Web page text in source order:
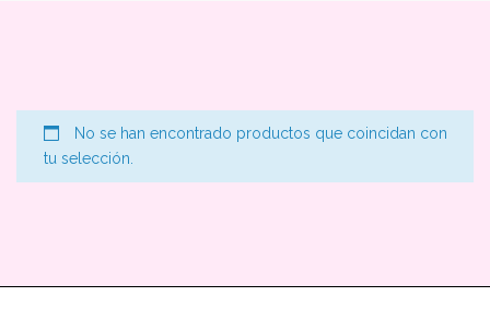
No se han encontrado productos que coincidan con
tu selección.